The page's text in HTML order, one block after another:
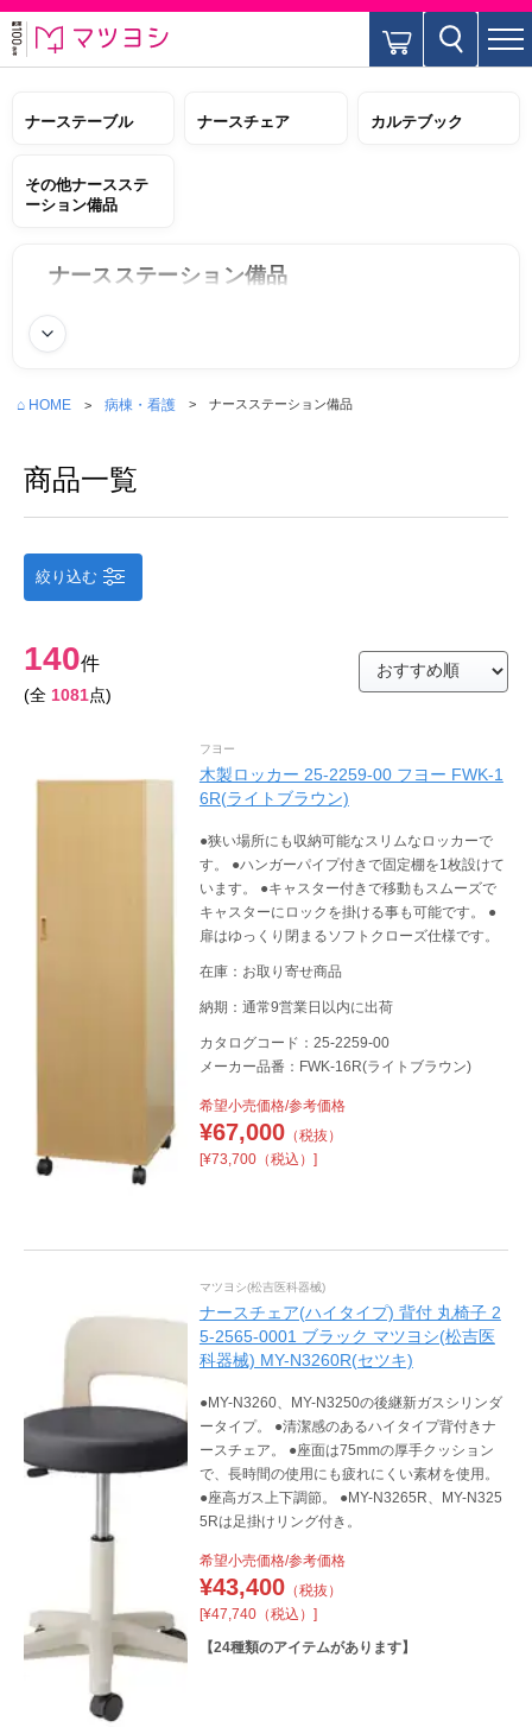
ナーステーブル ナースチェア カルテブック
その他ナースステ
ーション備品
ナースステーション備品
続きを読む
⌂ HOME 病棟・看護 ナースステーション備品
商品一覧
絞り込む
140件
(全 1081点)
フヨー
木製ロッカー 25-2259-00 フヨー FWK-1
6R(ライトブラウン)
●狭い場所にも収納可能なスリムなロッカーで
す。 ●ハンガーパイプ付きで固定棚を1枚設けて
います。 ●キャスター付きで移動もスムーズで
キャスターにロックを掛ける事も可能です。 ●
扉はゆっくり閉まるソフトクローズ仕様です。
在庫：お取り寄せ商品
納期：通常9営業日以内に出荷
カタログコード：25-2259-00
メーカー品番：FWK-16R(ライトブラウン)
希望小売価格/参考価格
¥67,000（税抜）
[¥73,700（税込）]
マツヨシ(松吉医科器械)
ナースチェア(ハイタイプ) 背付 丸椅子 2
5-2565-0001 ブラック マツヨシ(松吉医
科器械) MY-N3260R(セツキ)
●MY-N3260、MY-N3250の後継新ガスシリンダ
ータイプ。 ●清潔感のあるハイタイプ背付きナ
ースチェア。 ●座面は75mmの厚手クッション
で、長時間の使用にも疲れにくい素材を使用。
●座高ガス上下調節。 ●MY-N3265R、MY-N325
5Rは足掛けリング付き。
希望小売価格/参考価格
¥43,400（税抜）
[¥47,740（税込）]
【24種類のアイテムがあります】